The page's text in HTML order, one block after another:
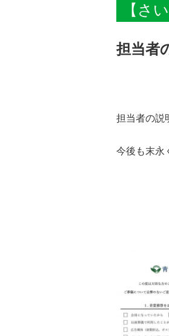
【さ
担当者
担当者の説
今後も末永